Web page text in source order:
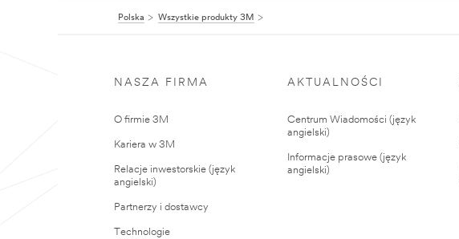
Polska Wszystkie produkty 3M
NASZA FIRMA
O firmie 3M
Kariera w 3M
Relacje inwestorskie (język
angielski)
Partnerzy i dostawcy
Technologie
AKTUALNOŚCI
Centrum Wiadomości (język
angielski)
Informacje prasowe (język
angielski)